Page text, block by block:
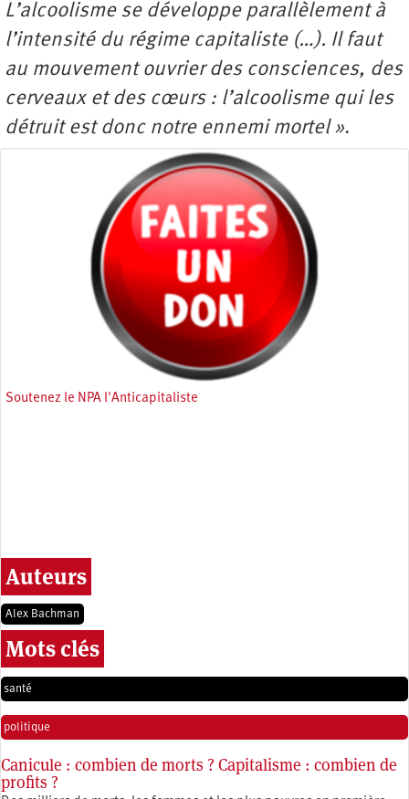
L’alcoolisme se développe parallèlement à
l’intensité du régime capitaliste (…). Il faut
au mouvement ouvrier des consciences, des
cerveaux et des cœurs : l’alcoolisme qui les
détruit est donc notre ennemi mortel ».
Soutenez le NPA l'Anticapitaliste
Auteurs
Alex Bachman
Mots clés
santé
politique
Canicule : combien de morts ? Capitalisme : combien de
profits ?